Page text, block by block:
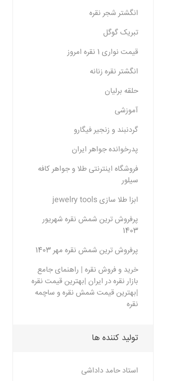
انگشتر شجر نقره
تبریک گوگل
قیمت نواری 1 نقره امروز
انگشتر نقره زنانه
حلقه برلیان
آموزشی
گردنبند و زنجیر فیگارو
پدرخوانده جواهر ایران
فروشگاه اینترنتی طلا و جواهر کافه
سیلور
ابزا طلا سازی jewelry tools
پرفروش ترین شمش نقره شهریور
1403
پرفروش ترین شمش نقره مهر 1403
خرید و فروش نقره | راهنمای جامع
بازار نقره در ایران |بهترین قیمت نقره
|بهترین قیمت شمش نقره و ساچمه
نقره
تولید کننده ها
استاد حامد داداشی